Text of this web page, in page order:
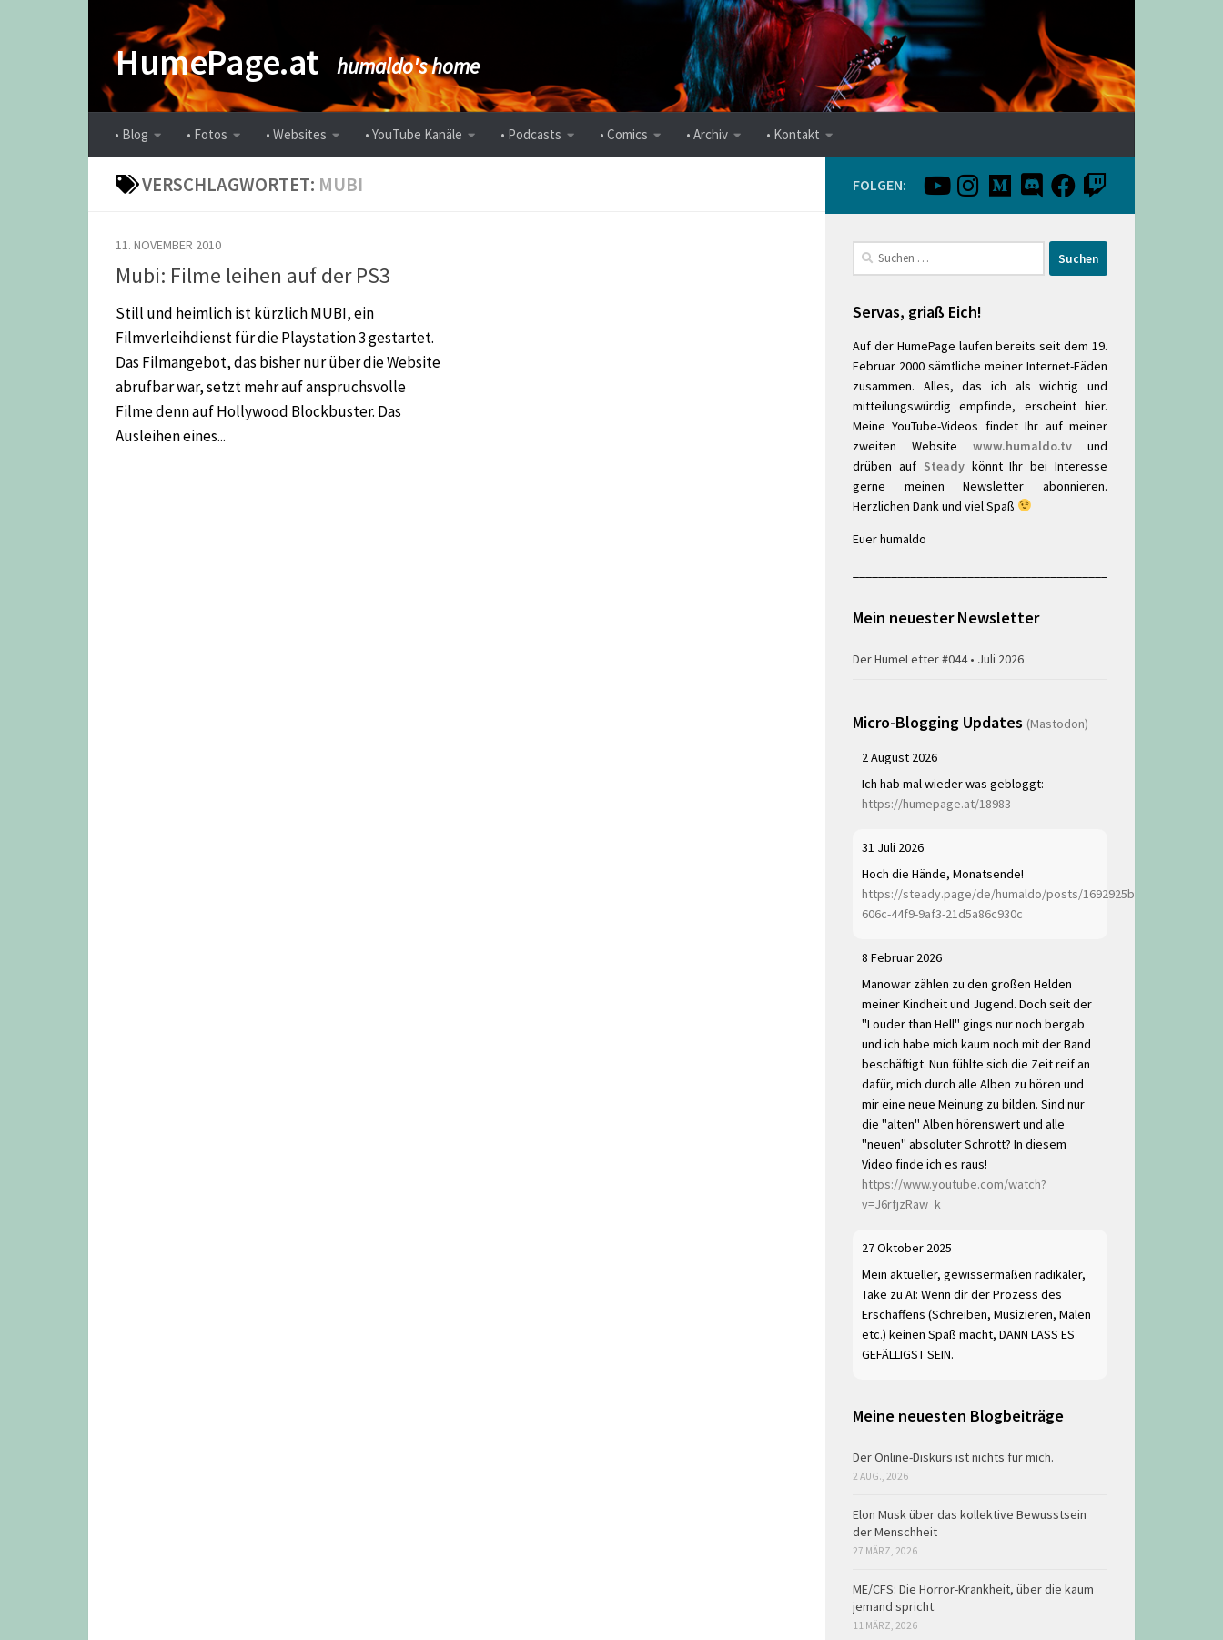
Zum Inhalt springen
HumePage.at humaldo's home
• Blog • Fotos • Websites • YouTube Kanäle • Podcasts • Comics • Archiv • Kontakt
VERSCHLAGWORTET: MUBI
11. NOVEMBER 2010
Mubi: Filme leihen auf der PS3
Still und heimlich ist kürzlich MUBI, ein
Filmverleihdienst für die Playstation 3 gestartet.
Das Filmangebot, das bisher nur über die Website
abrufbar war, setzt mehr auf anspruchsvolle
Filme denn auf Hollywood Blockbuster. Das
Ausleihen eines...
FOLGEN:
Suchen
nach:
Servas, griaß Eich!
Auf der HumePage laufen bereits seit dem 19.
Februar 2000 sämtliche meiner Internet-Fäden
zusammen. Alles, das ich als wichtig und
mitteilungswürdig empfinde, erscheint hier.
Meine YouTube-Videos findet Ihr auf meiner
zweiten Website www.humaldo.tv und
drüben auf Steadykönnt Ihr bei Interesse
gerne meinen Newsletter abonnieren.
Herzlichen Dank und viel Spaß
Euer humaldo
Mein neuester Newsletter
Der HumeLetter #044 • Juli 2026
Micro-Blogging Updates (Mastodon)
2 August 2026
Ich hab mal wieder was gebloggt:
https://humepage.at/18983
31 Juli 2026
Hoch die Hände, Monatsende!
https://steady.page/de/humaldo/posts/1692925b-
606c-44f9-9af3-21d5a86c930c
8 Februar 2026
Manowar zählen zu den großen Helden
meiner Kindheit und Jugend. Doch seit der
"Louder than Hell" gings nur noch bergab
und ich habe mich kaum noch mit der Band
beschäftigt. Nun fühlte sich die Zeit reif an
dafür, mich durch alle Alben zu hören und
mir eine neue Meinung zu bilden. Sind nur
die "alten" Alben hörenswert und alle
"neuen" absoluter Schrott? In diesem
Video finde ich es raus!
https://www.youtube.com/watch?
v=J6rfjzRaw_k
27 Oktober 2025
Mein aktueller, gewissermaßen radikaler,
Take zu AI: Wenn dir der Prozess des
Erschaffens (Schreiben, Musizieren, Malen
etc.) keinen Spaß macht, DANN LASS ES
GEFÄLLIGST SEIN.
Meine neuesten Blogbeiträge
Der Online-Diskurs ist nichts für mich.
2 AUG., 2026
Elon Musk über das kollektive Bewusstsein
der Menschheit
27 MÄRZ, 2026
ME/CFS: Die Horror-Krankheit, über die kaum
jemand spricht.
11 MÄRZ, 2026